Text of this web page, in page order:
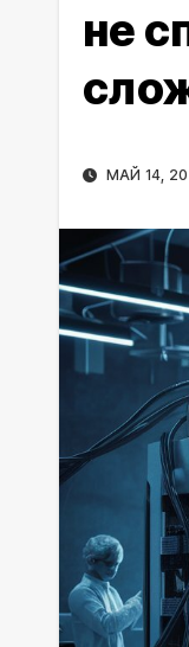
не
МАЙ 14,